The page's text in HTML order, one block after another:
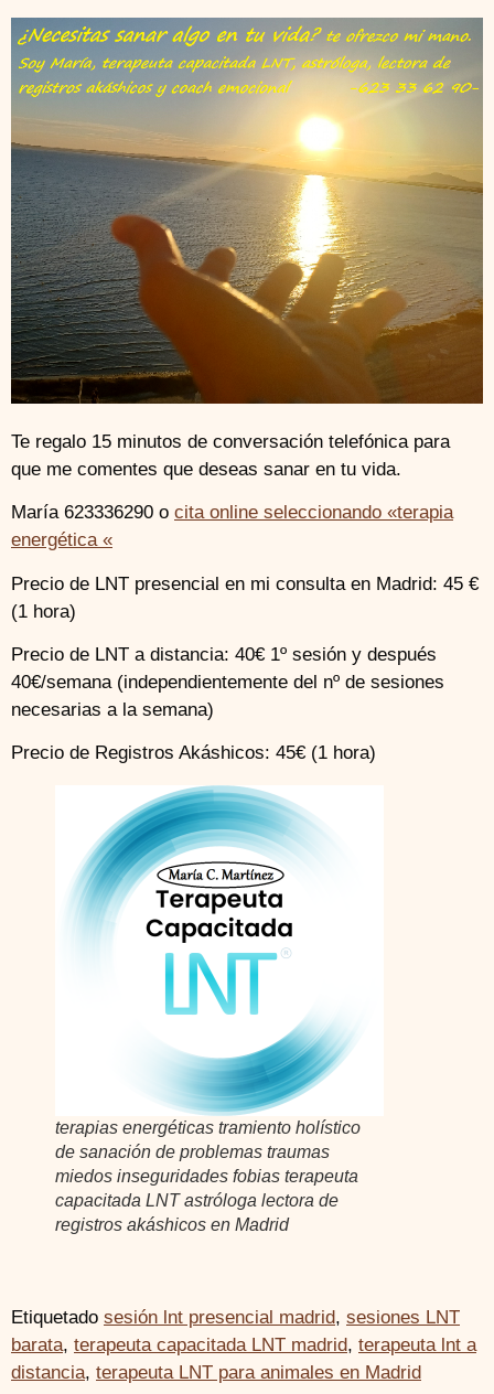
Te regalo 15 minutos de conversación telefónica para
que me comentes que deseas sanar en tu vida.
María 623336290 o cita online seleccionando «terapia
energética «
Precio de LNT presencial en mi consulta en Madrid: 45 €
(1 hora)
Precio de LNT a distancia: 40€ 1º sesión y después
40€/semana (independientemente del nº de sesiones
necesarias a la semana)
Precio de Registros Akáshicos: 45€ (1 hora)
terapias energéticas tramiento holístico
de sanación de problemas traumas
miedos inseguridades fobias terapeuta
capacitada LNT astróloga lectora de
registros akáshicos en Madrid
Etiquetado sesión lnt presencial madrid, sesiones LNT
barata, terapeuta capacitada LNT madrid, terapeuta lnt a
distancia, terapeuta LNT para animales en Madrid